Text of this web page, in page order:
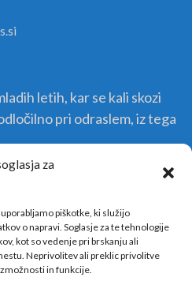
za
piškotke, ki služijo
o napravi. Soglasje za te tehnologije
kot so vedenje pri brskanju ali
Neprivolitev ali preklic privolitve
in funkcije.
letih, kar se kali skozi
pri odraslem, iz tega